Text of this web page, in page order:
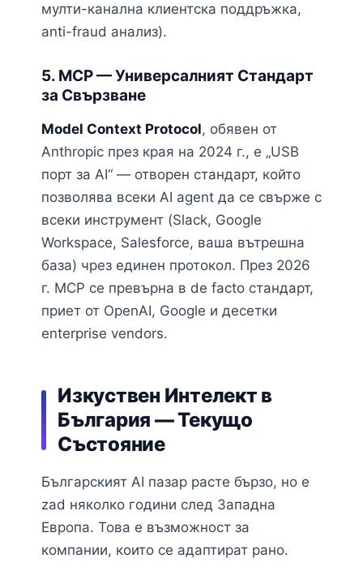
мулти-канална клиентска поддръжка,
anti-fraud анализ).
5. MCP — Универсалният Стандарт
за Свързване
Model Context Protocol, обявен от
Anthropic през края на 2024 г., е „USB
порт за AI“ — отворен стандарт, който
позволява всеки AI agent да се свърже с
всеки инструмент (Slack, Google
Workspace, Salesforce, ваша вътрешна
база) чрез единен протокол. През 2026
г. MCP се превърна в de facto стандарт,
приет от OpenAI, Google и десетки
enterprise vendors.
Изкуствен Интелект в
България — Текущо
Състояние
Българският AI пазар расте бързо, но e
zad няколко години след Западна
Европа. Това е възможност за
компании, които се адаптират рано.